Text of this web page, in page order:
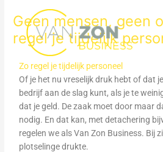
naar
inhoud
Geen mensen, geen
regel je tijdelijk
Zo regel je tijdelijk personeel
Of je het nu vreselijk druk hebt of dat
bedrijf aan de slag kunt, als je te
dat je geld. De zaak moet door maar
nodig. En dat kan, met detachering
regelen we als Van Zon Business. Bij
plotselinge drukte.